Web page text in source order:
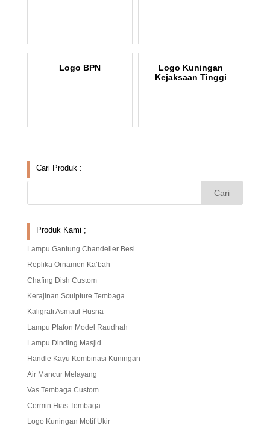
Logo BPN
Logo Kuningan
Kejaksaan Tinggi
Cari Produk :
Produk Kami ;
Lampu Gantung Chandelier Besi
Replika Ornamen Ka’bah
Chafing Dish Custom
Kerajinan Sculpture Tembaga
Kaligrafi Asmaul Husna
Lampu Plafon Model Raudhah
Lampu Dinding Masjid
Handle Kayu Kombinasi Kuningan
Air Mancur Melayang
Vas Tembaga Custom
Cermin Hias Tembaga
Logo Kuningan Motif Ukir